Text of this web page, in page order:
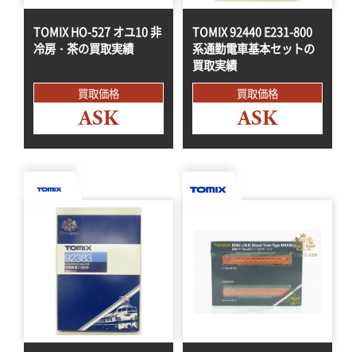
TOMIX HO-527 オユ10 非
冷房・茶の買取実績
買取価格
ASK
TOMIX 92440 E231-800
系通勤電車基本セットの
買取実績
買取価格
ASK